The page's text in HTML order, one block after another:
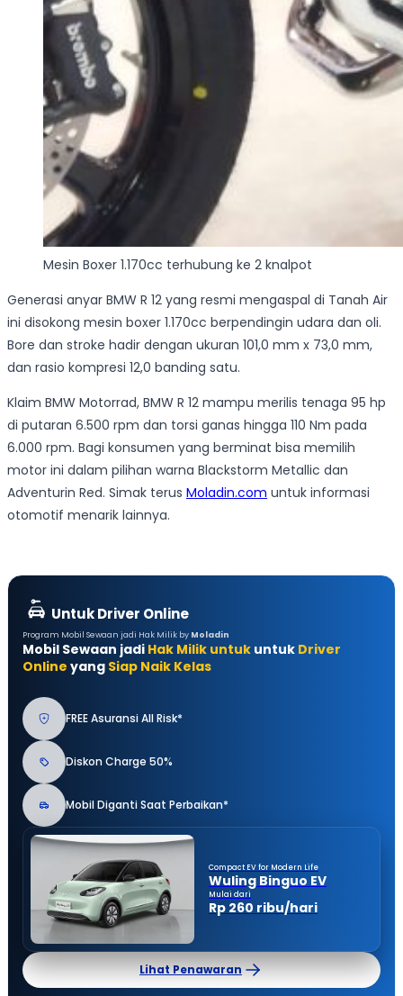
Mesin Boxer 1.170cc terhubung ke 2 knalpot
Generasi anyar BMW R 12 yang resmi mengaspal di Tanah Air
ini disokong mesin boxer 1.170cc berpendingin udara dan oli.
Bore dan stroke hadir dengan ukuran 101,0 mm x 73,0 mm,
dan rasio kompresi 12,0 banding satu.
Klaim BMW Motorrad, BMW R 12 mampu merilis tenaga 95 hp
di putaran 6.500 rpm dan torsi ganas hingga 110 Nm pada
6.000 rpm. Bagi konsumen yang berminat bisa memilih
motor ini dalam pilihan warna Blackstorm Metallic dan
Adventurin Red. Simak terus Moladin.com untuk informasi
otomotif menarik lainnya.
Untuk Driver Online
Program Mobil Sewaan jadi Hak Milik by Moladin
Mobil Sewaan jadi Hak Milik untuk untuk Driver
Online yang Siap Naik Kelas
FREE Asuransi All Risk*
Diskon Charge 50%
Mobil Diganti Saat Perbaikan*
Compact EV for Modern Life
Wuling Binguo EV
Mulai dari
Rp 260 ribu/hari
Lihat Penawaran